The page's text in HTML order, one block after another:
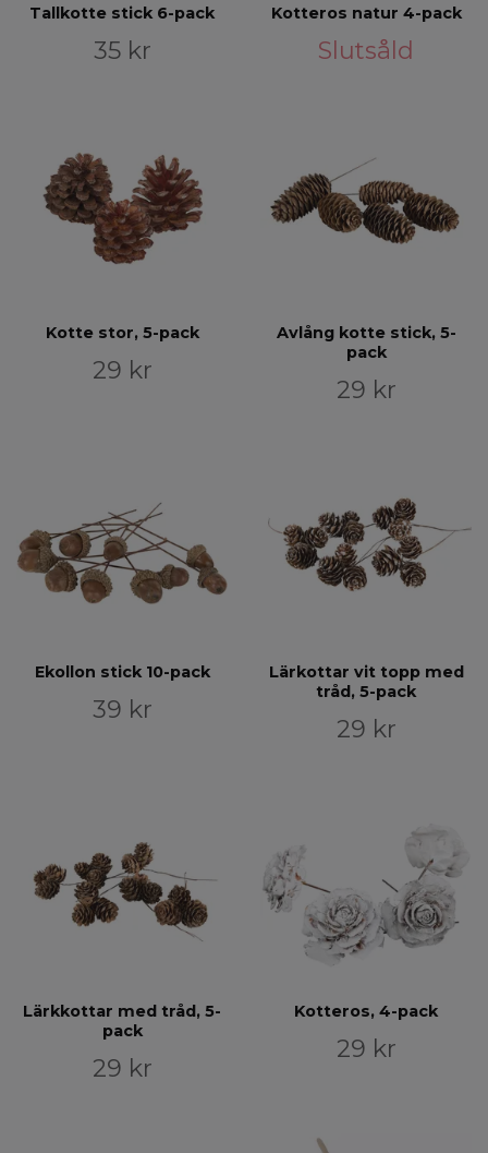
Tallkotte stick 6-pack
35 kr
Kotteros natur 4-pack
Slutsåld
Kotte stor, 5-pack
29 kr
Avlång kotte stick, 5-
pack
29 kr
Ekollon stick 10-pack
39 kr
Lärkottar vit topp med
tråd, 5-pack
29 kr
Lärkkottar med tråd, 5-
pack
29 kr
Kotteros, 4-pack
29 kr